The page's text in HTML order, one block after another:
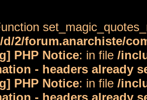
2/forum.anarchiste/
PHP Notice: in file /
- headers already
PHP Notice: in file /
- headers already